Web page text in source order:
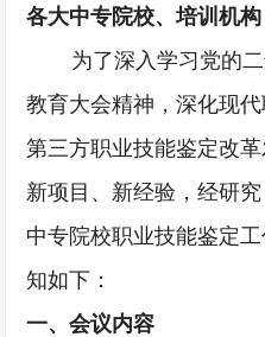
各大中专院校、培训机构
为了深入学习党的
教育大会精神，深化现
第三方职业技能鉴定改
新项目、新经验，经研
中专院校职业技能鉴定
知如下：
一、会议内容